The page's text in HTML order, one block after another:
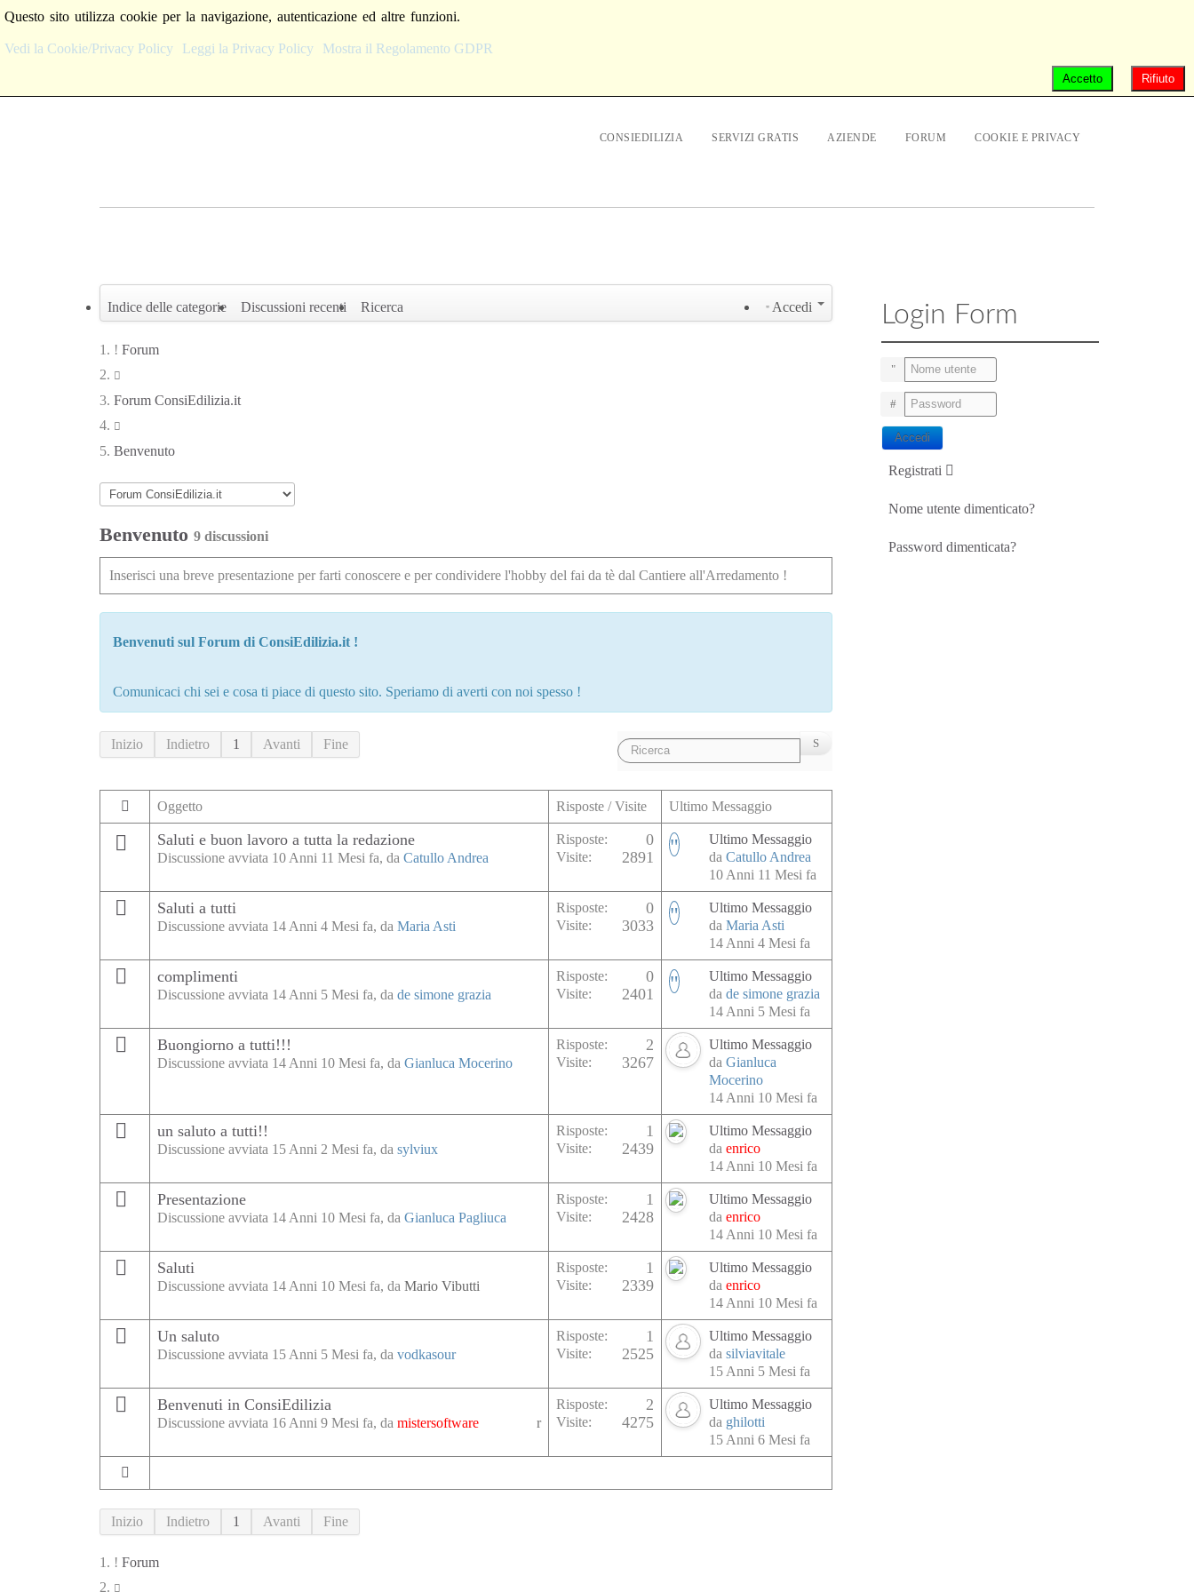
CONSIEDILIZIA SERVIZI GRATIS AZIENDE FORUM COOKIE E PRIVACY
Login Form
Nome utente
Password
Accedi
Registrati
Nome utente dimenticato?
Password dimenticata?
Indice delle categorie Discussioni recenti Ricerca Accedi
Forum
Forum ConsiEdilizia.it
Benvenuto
Benvenuto 9 discussioni
Inserisci una breve presentazione per farti conoscere e per condividere l'hobby del fai da tè dal Cantiere all'Arredamento !
Benvenuti sul Forum di ConsiEdilizia.it !
Comunicaci chi sei e cosa ti piace di questo sito. Speriamo di averti con noi spesso !
Inizio Indietro 1 Avanti Fine
Oggetto Risposte / Visite Ultimo Messaggio
Saluti e buon lavoro a tutta la redazione
Discussione avviata 10 Anni 11 Mesi fa, da Catullo Andrea
Risposte: 0
Visite: 2891
Ultimo Messaggio
da Catullo Andrea
10 Anni 11 Mesi fa
Saluti a tutti
Discussione avviata 14 Anni 4 Mesi fa, da Maria Asti
Risposte: 0
Visite: 3033
Ultimo Messaggio
da Maria Asti
14 Anni 4 Mesi fa
complimenti
Discussione avviata 14 Anni 5 Mesi fa, da de simone grazia
Risposte: 0
Visite: 2401
Ultimo Messaggio
da de simone grazia
14 Anni 5 Mesi fa
Buongiorno a tutti!!!
Discussione avviata 14 Anni 10 Mesi fa, da Gianluca Mocerino
Risposte: 2
Visite: 3267
Ultimo Messaggio
da Gianluca
Mocerino
14 Anni 10 Mesi fa
un saluto a tutti!!
Discussione avviata 15 Anni 2 Mesi fa, da sylviux
Risposte: 1
Visite: 2439
Ultimo Messaggio
da enrico
14 Anni 10 Mesi fa
Presentazione
Discussione avviata 14 Anni 10 Mesi fa, da Gianluca Pagliuca
Risposte: 1
Visite: 2428
Ultimo Messaggio
da enrico
14 Anni 10 Mesi fa
Saluti
Discussione avviata 14 Anni 10 Mesi fa, da Mario Vibutti
Risposte: 1
Visite: 2339
Ultimo Messaggio
da enrico
14 Anni 10 Mesi fa
Un saluto
Discussione avviata 15 Anni 5 Mesi fa, da vodkasour
Risposte: 1
Visite: 2525
Ultimo Messaggio
da silviavitale
15 Anni 5 Mesi fa
Benvenuti in ConsiEdilizia
Discussione avviata 16 Anni 9 Mesi fa, da mistersoftware
Risposte: 2
Visite: 4275
Ultimo Messaggio
da ghilotti
15 Anni 6 Mesi fa
Inizio Indietro 1 Avanti Fine
Forum
Questo sito utilizza cookie per la navigazione, autenticazione ed altre funzioni.
Vedi la Cookie/Privacy Policy Leggi la Privacy Policy Mostra il Regolamento GDPR
Rifiuto
Accetto